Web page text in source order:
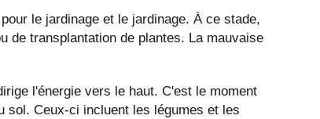
le jardinage et le jardinage. À ce stade,
de transplantation de plantes. La mauvaise
l'énergie vers le haut. C'est le moment
sol. Ceux-ci incluent les légumes et les